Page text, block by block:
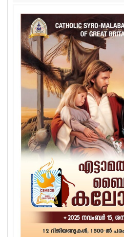
Sports
Jwala
Classifieds